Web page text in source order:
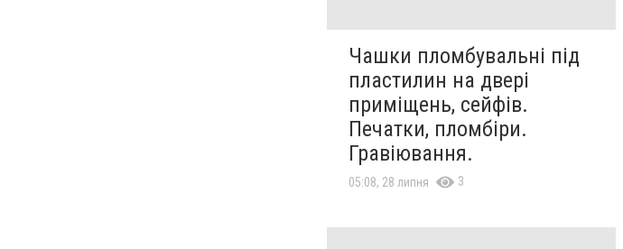
Чашки пломбувальні під
пластилин на двері
приміщень, сейфів.
Печатки, пломбіри.
Гравіювання.
05:08, 28 липня 3